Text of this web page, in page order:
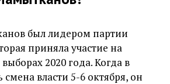
был лидером партии
приняла участие на
2020 года. Когда в
смена власти 5-6 октября, он